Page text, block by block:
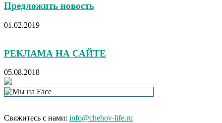
Предложить новость
01.02.2019
РЕКЛАМА НА САЙТЕ
05.08.2018
Свяжитесь с нами: info@chehov-life.ru